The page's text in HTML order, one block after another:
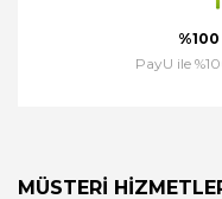
PayU ile
MÜSTERI